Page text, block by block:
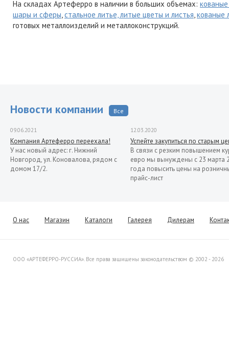
На складах Артеферро в наличии в больших объемах:
шары и сферы,стальное литье, литые цветы и листья,кованые
готовых металлоизделий и металлоконструкций.
Новости компании Все
09.06.2021
Компания Артеферро переехала!
У нас новый адрес: г. Нижний
Новгород, ул. Коновалова, рядом с
домом 17/2.
12.03.2020
Успейте закупиться по старым
В связи с резким повышением
евро мы вынуждены с 23 марта
года повысить цены на
прайс-лист
Уважаемые клиенты! Представляем
Вашему вниманию распродажу
О нас Магазин Каталоги Галерея Дилерам
ООО «АРТЕФЕРРО-РУССИА». Все права защищены законодательством © 2002 - 2026